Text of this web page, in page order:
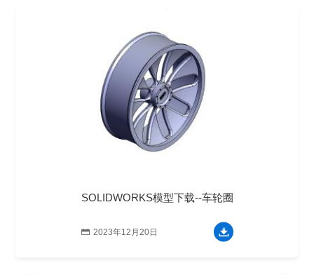
SOLIDWORKS模型下载--车轮圈
 2023年12月20日